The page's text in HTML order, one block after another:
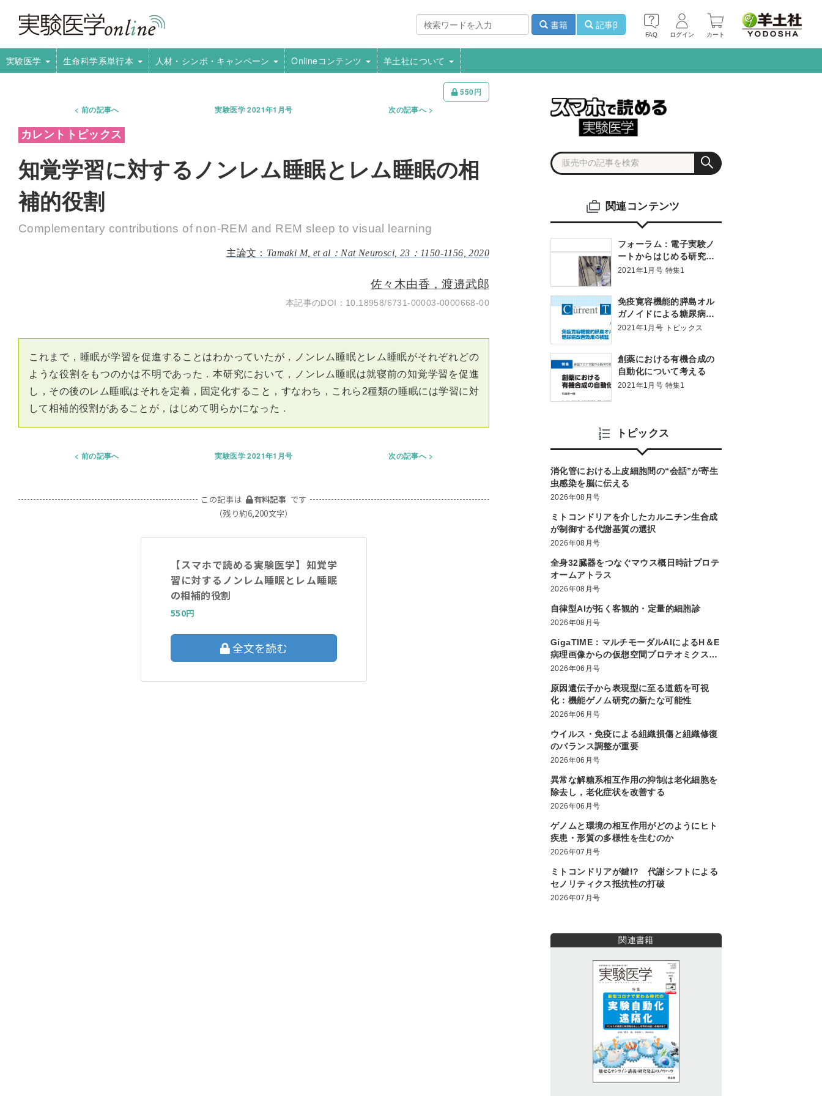
FAQ ログイン カート
書籍 記事β
実験医学 生命科学系単行本 人材・シンポ・キャンペーン Onlineコンテンツ 羊土社について
550円
前の記事へ
実験医学 2021年1月号 次の記事へ
知覚学習に対するノンレム睡眠とレム睡眠の相
補的役割
Complementary contributions of non-REM and REM sleep to visual learning
Tamaki M, et al：Nat Neurosci, 23：1150-1156, 2020
佐々木由香，渡邉武郎
10.18958/6731-00003-0000668-00
これまで，睡眠が学習を促進することはわかっていたが，ノンレム睡眠とレム睡眠がそれぞれどの
ような役割をもつのかは不明であった．本研究において，ノンレム睡眠は就寝前の知覚学習を促進
し，その後のレム睡眠はそれを定着，固定化すること，すなわち，これら2種類の睡眠には学習に対
して相補的役割があることが，はじめて明らかになった．
前の記事へ 実験医学 2021年1月号 次の記事へ
この記事は 有料記事 です
（残り約6,200文字）
【スマホで読める実験医学】知覚学
習に対するノンレム睡眠とレム睡眠
の相補的役割
550円
全文を読む
関連コンテンツ
フォーラム：電子実験ノ
ートからはじめる研究自
動化の実現 実験自動化・
2021年1月号 特集1
免疫寛容機能的膵島オル
ガノイドによる糖尿病改
善効果の検証
2021年1月号 トピックス
創薬における有機合成の
自動化について考える
2021年1月号 特集1
トピックス
消化管における上皮細胞間の“会話”が寄生
虫感染を脳に伝える
2026年08月号
ミトコンドリアを介したカルニチン生合成
が制御する代謝基質の選択
2026年08月号
全身32臓器をつなぐマウス概日時計プロテ
オームアトラス
2026年08月号
自律型AIが拓く客観的・定量的細胞診
2026年08月号
GigaTIME：マルチモーダルAIによるH＆E
病理画像からの仮想空間プロテオミクス生
成大規模かつ多様な患者集団での腫瘍免疫
2026年06月号
原因遺伝子から表現型に至る道筋を可視
化：機能ゲノム研究の新たな可能性
2026年06月号
ウイルス・免疫による組織損傷と組織修復
のバランス調整が重要
2026年06月号
異常な解糖系相互作用の抑制は老化細胞を
除去し，老化症状を改善する
2026年06月号
ゲノムと環境の相互作用がどのようにヒト
疾患・形質の多様性を生むのか
2026年07月号
ミトコンドリアが鍵!? 代謝シフトによる
セノリティクス抵抗性の打破
2026年07月号
関連書籍